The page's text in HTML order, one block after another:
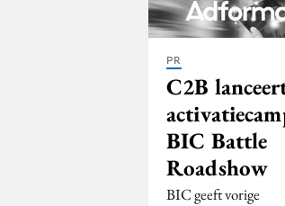
PR
C2B
BIC Battle
Roadshow
BIC geeft vorige